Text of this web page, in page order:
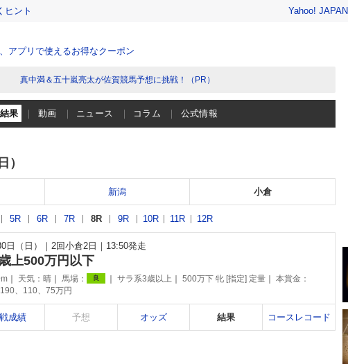
ヒント Yahoo! JAPAN
アプリで使えるお得なクーポン
真中満＆五十嵐亮太が佐賀競馬予想に挑戦！（PR）
果 動画 ニュース コラム 公式情報
）
新潟 小倉
5R 6R 7R 8R 9R 10R 11R 12R
日（日） 2回小倉2日 13:50発走
上500万円以下
天気： 晴 馬場： 良 サラ系3歳以上 500万下 牝 [指定] 定量
本賞金：
、110、75万円
成績 予想 オッズ 結果 コースレコード